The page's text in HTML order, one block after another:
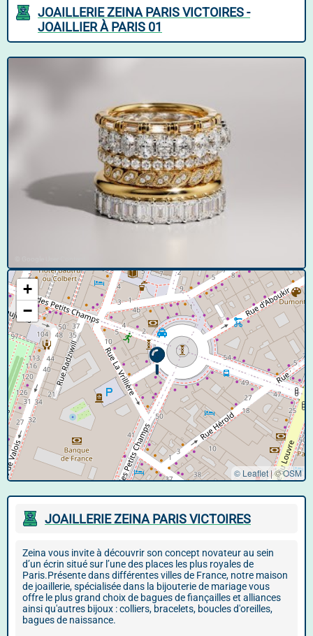
JOAILLERIE ZEINA PARIS VICTOIRES -
JOAILLIER À PARIS 01
+
−
© Leaflet |©OSM
JOAILLERIE ZEINA PARIS VICTOIRES
Zeina vous invite à découvrir son concept novateur au sein
d’un écrin situé sur l’une des places les plus royales de
Paris.Présente dans différentes villes de France, notre maison
de joaillerie, spécialisée dans la bijouterie de mariage vous
offre le plus grand choix de bagues de fiançailles et alliances
ainsi qu'autres bijoux : colliers, bracelets, boucles d'oreilles,
bagues de naissance.